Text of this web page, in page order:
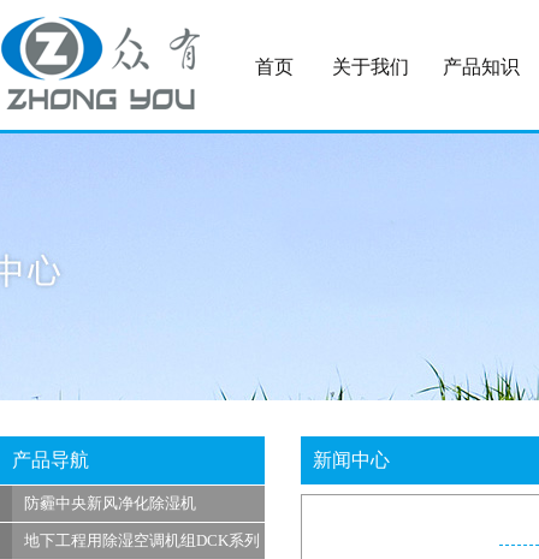
首页 关于我们 产品知识
产品导航
防霾中央新风净化除湿机
地下工程用除湿空调机组DCK系列
新闻中心